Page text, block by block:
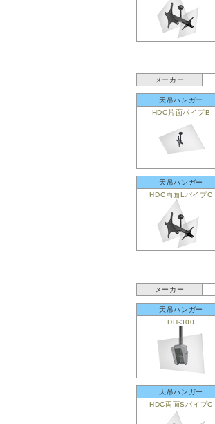
メーカー
天吊ハンガー
HDC片面パイプB
天吊ハンガー
HDC両面LパイプC
メーカー
天吊ハンガー
DH-300
天吊ハンガー
HDC両面SパイプC